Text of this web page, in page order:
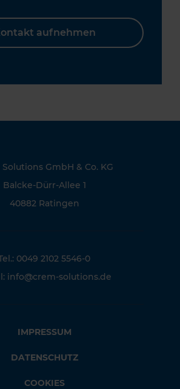
aufnehmen
GmbH & Co. KG
Balcke-Dürr-Allee 1
40882 Ratingen
0049 2102 5546-0
info@crem-solutions.de
IMPRESSUM
DATENSCHUTZ
COOKIES